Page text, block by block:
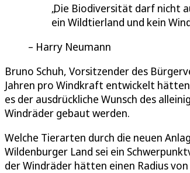
Die Biodiversität darf nicht
ein Wildtierland und kein
Harry Neumann
Bruno Schuh, Vorsitzender des
Jahren pro Windkraft entwickelt
es der ausdrückliche Wunsch des
Windräder gebaut werden.
Welche Tierarten durch die neuen
Wildenburger Land sei ein
der Windräder hätten einen Radius